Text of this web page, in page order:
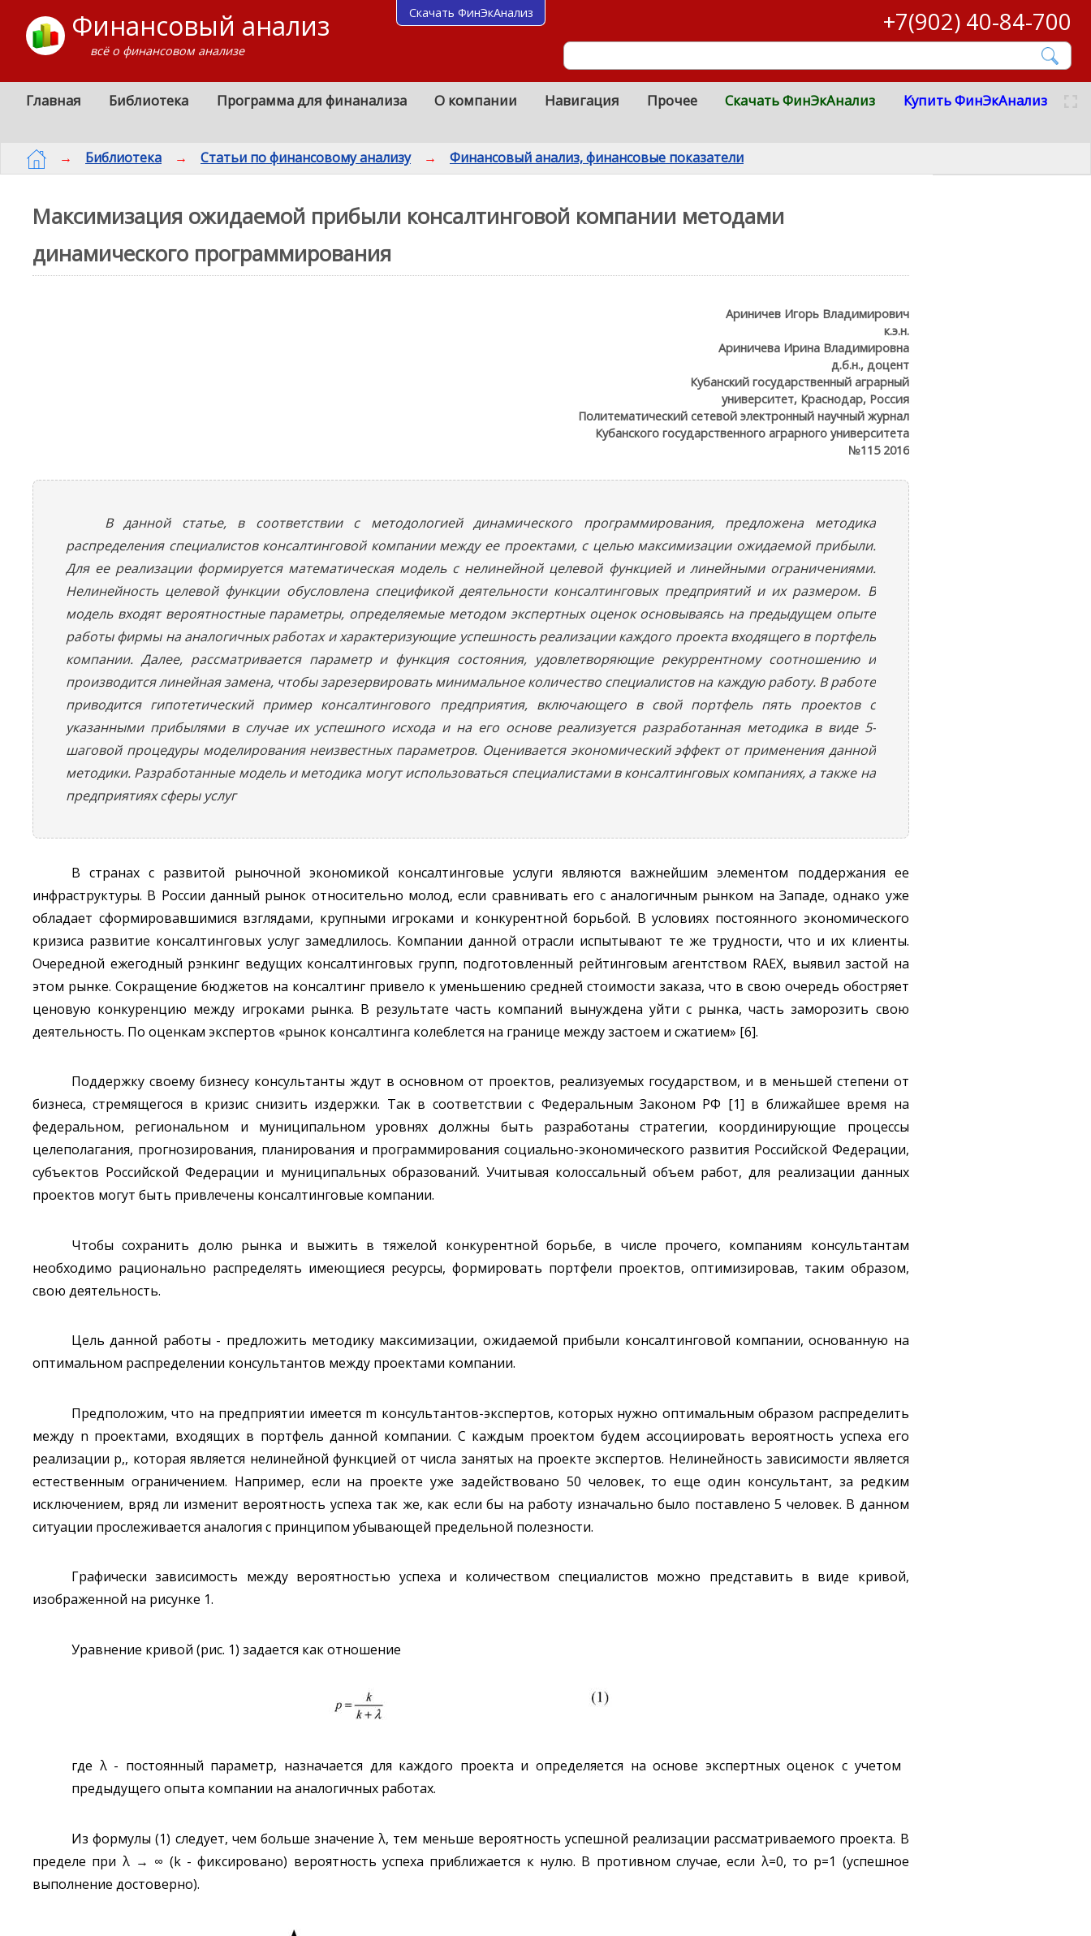
Финансовый анализ
всё о финансовом анализе
+7(902) 40-84-700
Главная Библиотека Программа для финанализа О компании Навигация Прочее Скачать ФинЭкАнализ Купить ФинЭкАнализ
→ Библиотека → Статьи по финансовому анализу → Финансовый анализ, финансовые показатели
Максимизация ожидаемой прибыли консалтинговой компании методами
динамического программирования
Ариничев Игорь Владимирович
к.э.н.
Ариничева Ирина Владимировна
д.б.н., доцент
Кубанский государственный аграрный
университет, Краснодар, Россия
Политематический сетевой электронный научный журнал
Кубанского государственного аграрного университета
№115 2016
В данной статье, в соответствии с методологией динамического программирования, предложена методика
распределения специалистов консалтинговой компании между ее проектами, с целью максимизации ожидаемой прибыли.
Для ее реализации формируется математическая модель с нелинейной целевой функцией и линейными ограничениями.
Нелинейность целевой функции обусловлена спецификой деятельности консалтинговых предприятий и их размером. В
модель входят вероятностные параметры, определяемые методом экспертных оценок основываясь на предыдущем опыте
работы фирмы на аналогичных работах и характеризующие успешность реализации каждого проекта входящего в портфель
компании. Далее, рассматривается параметр и функция состояния, удовлетворяющие рекуррентному соотношению и
производится линейная замена, чтобы зарезервировать минимальное количество специалистов на каждую работу. В работе
приводится гипотетический пример консалтингового предприятия, включающего в свой портфель пять проектов с
указанными прибылями в случае их успешного исхода и на его основе реализуется разработанная методика в виде 5-
шаговой процедуры моделирования неизвестных параметров. Оценивается экономический эффект от применения данной
методики. Разработанные модель и методика могут использоваться специалистами в консалтинговых компаниях, а также на
предприятиях сферы услуг
В странах с развитой рыночной экономикой консалтинговые услуги являются важнейшим элементом поддержания ее
инфраструктуры. В России данный рынок относительно молод, если сравнивать его с аналогичным рынком на Западе, однако уже
обладает сформировавшимися взглядами, крупными игроками и конкурентной борьбой. В условиях постоянного экономического
кризиса развитие консалтинговых услуг замедлилось. Компании данной отрасли испытывают те же трудности, что и их клиенты.
Очередной ежегодный рэнкинг ведущих консалтинговых групп, подготовленный рейтинговым агентством RAEX, выявил застой на
этом рынке. Сокращение бюджетов на консалтинг привело к уменьшению средней стоимости заказа, что в свою очередь обостряет
ценовую конкуренцию между игроками рынка. В результате часть компаний вынуждена уйти с рынка, часть заморозить свою
деятельность. По оценкам экспертов «рынок консалтинга колеблется на границе между застоем и сжатием» [6].
Поддержку своему бизнесу консультанты ждут в основном от проектов, реализуемых государством, и в меньшей степени от
бизнеса, стремящегося в кризис снизить издержки. Так в соответствии с Федеральным Законом РФ [1] в ближайшее время на
федеральном, региональном и муниципальном уровнях должны быть разработаны стратегии, координирующие процессы
целеполагания, прогнозирования, планирования и программирования социально-экономического развития Российской Федерации,
субъектов Российской Федерации и муниципальных образований. Учитывая колоссальный объем работ, для реализации данных
проектов могут быть привлечены консалтинговые компании.
Чтобы сохранить долю рынка и выжить в тяжелой конкурентной борьбе, в числе прочего, компаниям консультантам
необходимо рационально распределять имеющиеся ресурсы, формировать портфели проектов, оптимизировав, таким образом,
свою деятельность.
Цель данной работы - предложить методику максимизации, ожидаемой прибыли консалтинговой компании, основанную на
оптимальном распределении консультантов между проектами компании.
Предположим, что на предприятии имеется m консультантов-экспертов, которых нужно оптимальным образом распределить
между n проектами, входящих в портфель данной компании. С каждым проектом будем ассоциировать вероятность успеха его
реализации p,, которая является нелинейной функцией от числа занятых на проекте экспертов. Нелинейность зависимости является
естественным ограничением. Например, если на проекте уже задействовано 50 человек, то еще один консультант, за редким
исключением, вряд ли изменит вероятность успеха так же, как если бы на работу изначально было поставлено 5 человек. В данном
ситуации прослеживается аналогия с принципом убывающей предельной полезности.
Графически зависимость между вероятностью успеха и количеством специалистов можно представить в виде кривой,
изображенной на рисунке 1.
Уравнение кривой (рис. 1) задается как отношение
где λ - постоянный параметр, назначается для каждого проекта и определяется на основе экспертных оценок с учетом
предыдущего опыта компании на аналогичных работах.
Из формулы (1) следует, чем больше значение λ, тем меньше вероятность успешной реализации рассматриваемого проекта. В
пределе при λ → ∞ (k - фиксировано) вероятность успеха приближается к нулю. В противном случае, если λ=0, то p=1 (успешное
выполнение достоверно).
Скачать ФинЭкАнализ